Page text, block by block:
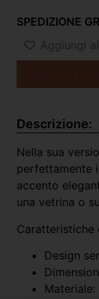
SPEDIZIONE
Aggiungi
Descrizione:
Nella sua
perfettamente
accento
una vetrina o
Caratteristiche
Design